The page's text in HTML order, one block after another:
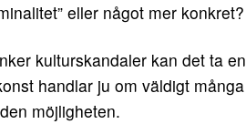
eller något mer konkret?
kulturskandaler kan det ta en
handlar ju om väldigt många
möjligheten.